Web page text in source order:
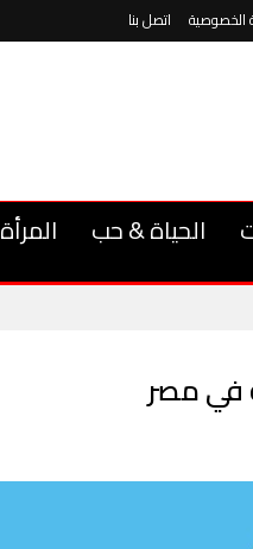
الخصوصية اتصل بنا
الحياة & حب المرأة
في مصر